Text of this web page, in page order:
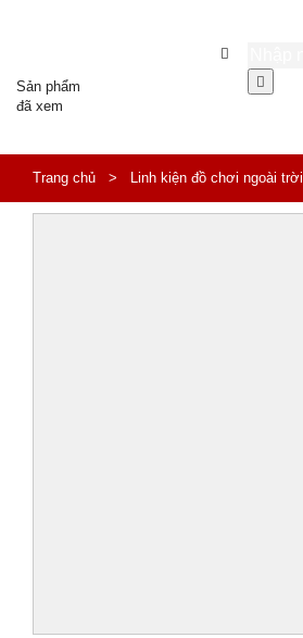
Sản phẩm
đã xem
Trang chủ > Linh kiện đồ chơi ngoài trời